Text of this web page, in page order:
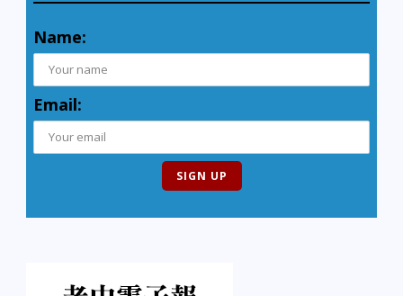
Name:
Email: